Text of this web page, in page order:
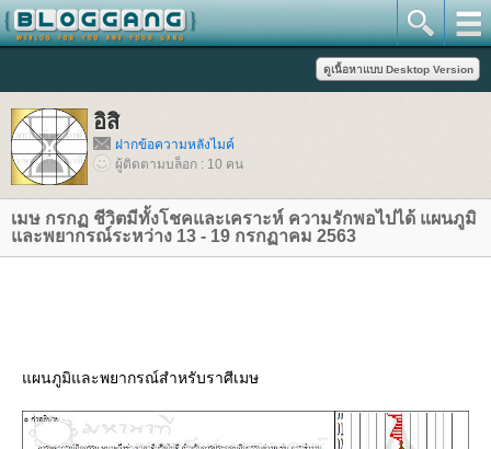
อิสิ
ฝากข้อความหลังไมค์
ผู้ติดตามบล็อก : 10 คน
เมษ กรกฏ ชีวิตมีทั้งโชคและเคราะห์ ความรักพอไปได้ แผนภูมิ
ละพยากรณ์ระหว่าง 13 - 19 กรกฏาคม 2563
ผนภูมิและพยากรณ์สำหรับราศีเมษ